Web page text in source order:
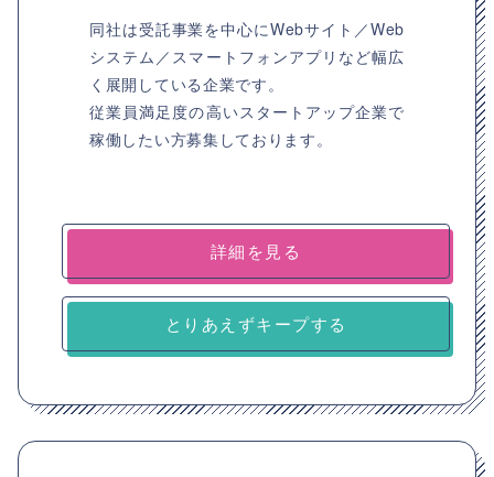
同社は受託事業を中心にWebサイト／Web
システム／スマートフォンアプリなど幅広
く展開している企業です。
従業員満足度の高いスタートアップ企業で
稼働したい方募集しております。
詳細を見る
とりあえずキープする